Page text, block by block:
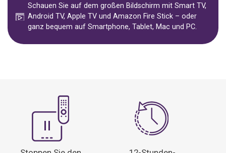
Schauen Sie auf dem großen Bildschirm mit Smart TV,
Android TV, Apple TV und Amazon Fire Stick – oder
ganz bequem auf Smartphone, Tablet, Mac und PC.